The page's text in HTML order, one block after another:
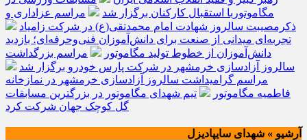
مگاموتوربا استقبال کارکنان برگزار شد
مراسم عزاداری و
ذکرمصیبت سالروز شهادت امام محمدتقی(ع) در شرکت زامیاد
تجربه‌ای میدانی از صنعت برای دانش‌آموزان فنی‌وحرفه‌ای؛ بازدید
دانش‌آموزان از خطوط تولید مگاموتور
مراسم بزرگداشت
سالروز آزادسازی خرمشهر در شرکت پارس خودرو برگزار شد
مراسم گرامیداشت سالروز آزادسازی خرمشهر در نمازخانه
فاطمیه مگاموتور
تیم شهدای مگاموتور در بزرگترین مسابقات
گل کوچک جهان شرکت کرد
آرشیو » شهدای سایپادیزل